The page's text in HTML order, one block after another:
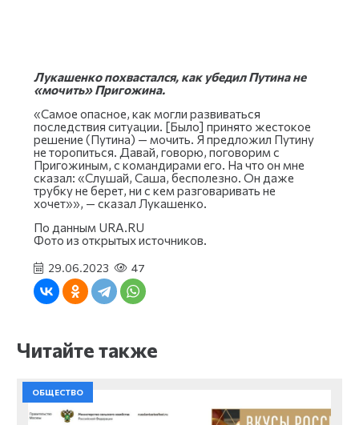
Лукашенко похвастался, как убедил Путина не
«мочить» Пригожина.
«Самое опасное, как могли развиваться
последствия ситуации. [Было] принято жестокое
решение (Путина) — мочить. Я предложил Путину
не торопиться. Давай, говорю, поговорим с
Пригожиным, с командирами его. На что он мне
сказал: «Слушай, Саша, бесполезно. Он даже
трубку не берет, ни с кем разговаривать не
хочет»», — сказал Лукашенко.
По данным URA.RU
Фото из открытых источников.
29.06.2023 47
Читайте также
ОБЩЕСТВО